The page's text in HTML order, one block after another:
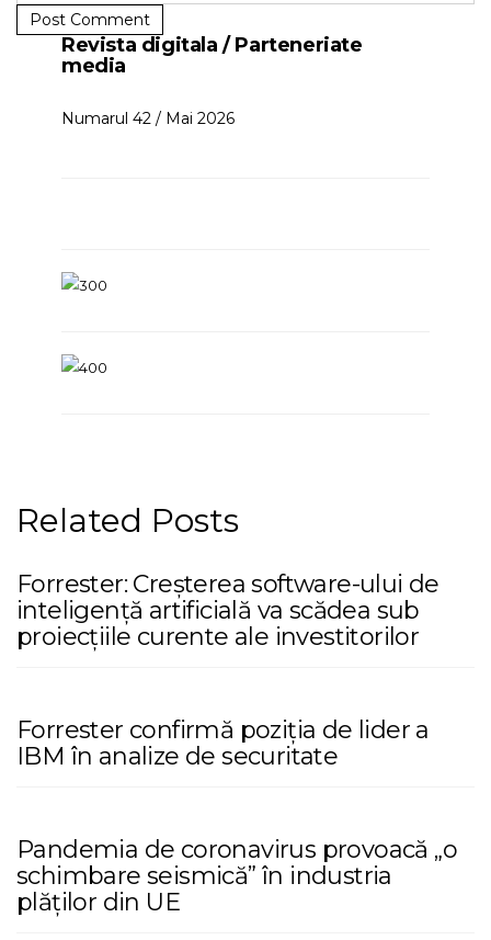
Post Comment
Revista digitala / Parteneriate
media
Numarul 42 / Mai 2026
Related Posts
Forrester: Creșterea software-ului de
inteligență artificială va scădea sub
proiecțiile curente ale investitorilor
Forrester confirmă poziția de lider a
IBM în analize de securitate
Pandemia de coronavirus provoacă „o
schimbare seismică” în industria
plăților din UE